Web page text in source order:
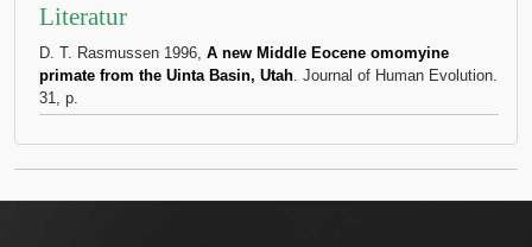
Literatur
D. T. Rasmussen 1996, A new Middle Eocene omomyine
primate from the Uinta Basin, Utah. Journal of Human Evolution.
31, p.